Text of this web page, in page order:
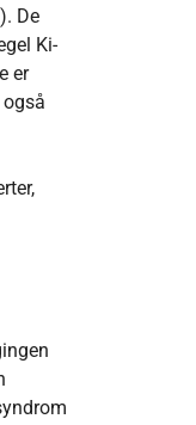
De
Ki-
er